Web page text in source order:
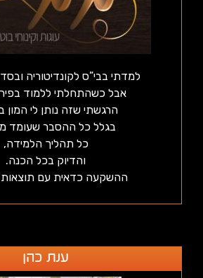
למדתי בבי”ס לקונדיטוריה
אבל כשהתחלתי ללמוד
הרגשתי שזה נותן לי המון
בגלל כל ההסבר שעומד
כל תהליך הלמידה,
והדיוק בכל הכנה.
ההשקעה כדאית עם תוצאות
ענת כהן